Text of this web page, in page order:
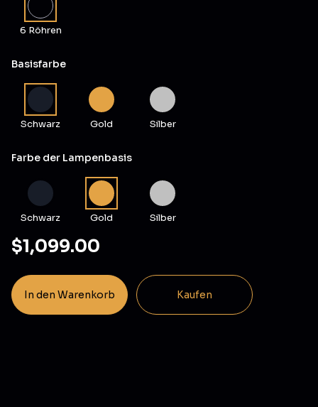
6 Röhren
Basisfarbe
Schwarz Gold Silber
Farbe der Lampenbasis
Schwarz Gold Silber
$1,099.00
In den Warenkorb Kaufen